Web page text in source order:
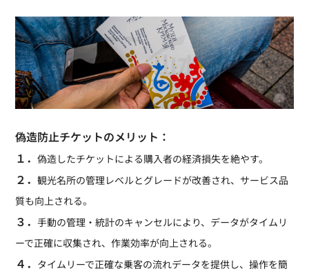
偽造防止チケットのメリット：
１．偽造したチケットによる購入者の経済損失を絶やす。
２．観光名所の管理レベルとグレードが改善され、サービス品
質も向上される。
３．手動の管理・統計のキャンセルにより、データがタイムリ
ーで正確に収集され、作業効率が向上される。
４． タイムリーで正確な乗客の流れデータを提供し、操作を簡